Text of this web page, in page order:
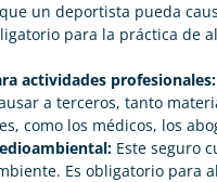
un deportista pueda
para la práctica de
actividades profesionales:
a terceros, tanto
como los médicos, los
Este seguro
Es obligatorio para